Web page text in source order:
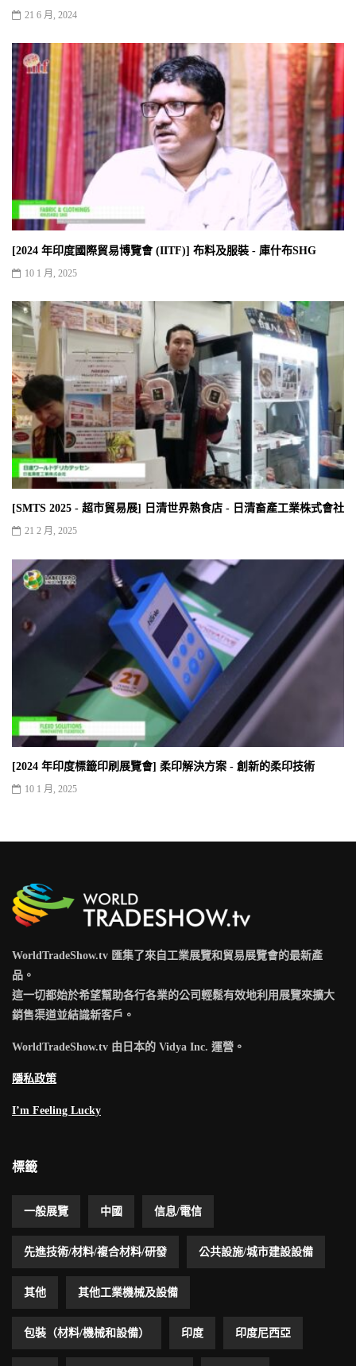
21 6 月, 2024
[2024 年印度國際貿易博覽會 (IITF)] 布料及服裝 - 庫什布SHG
10 1 月, 2025
[SMTS 2025 - 超市貿易展] 日清世界熟食店 - 日清畜產工業株式會社
21 2 月, 2025
[2024 年印度標籤印刷展覽會] 柔印解決方案 - 創新的柔印技術
10 1 月, 2025
WorldTradeShow.tv 匯集了來自工業展覽和貿易展覽會的最新產
品。
這一切都始於希望幫助各行各業的公司輕鬆有效地利用展覽來擴大
銷售渠道並結識新客戶。
WorldTradeShow.tv 由日本的 Vidya Inc. 運營。
隱私政策
I’m Feeling Lucky
標籤
一般展覽 中國 信息/電信
先進技術/材料/複合材料/研發 公共設施/城市建設設備
其他 其他工業機械及設備
包裝（材料/機械和設備） 印度 印度尼西亞